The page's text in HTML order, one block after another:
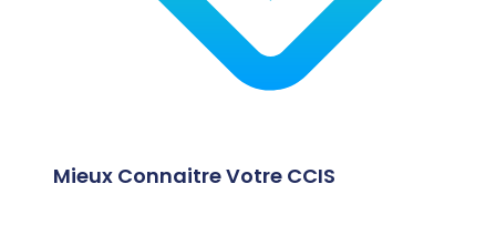
Mieux Connaitre Votre CCIS